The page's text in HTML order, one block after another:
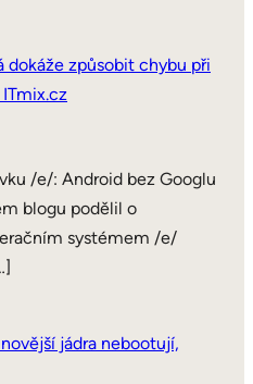
dokáže způsobit chybu při
/e/: Android bez Googlu
blogu podělil o
systémem /e/
jádra nebootují,